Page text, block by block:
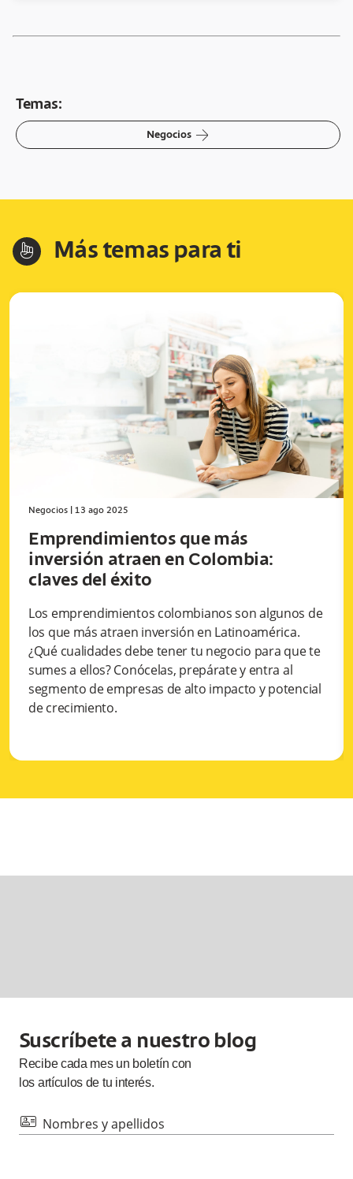
Temas:
Negocios arrow-right
hand-index Más temas para ti
Negocios 13 ago 2025
Emprendimientos que más
inversión atraen en Colombia:
claves del éxito
Los emprendimientos colombianos son algunos de
los que más atraen inversión en Latinoamérica.
¿Qué cualidades debe tener tu negocio para que te
sumes a ellos? Conócelas, prepárate y entra al
segmento de empresas de alto impacto y potencial
de crecimiento.
Suscríbete a nuestro blog
Recibe cada mesun boletín con
los artículos de tu interés.
id Nombres y apellidos